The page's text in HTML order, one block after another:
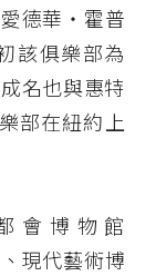
德華・霍普
該俱樂部為
名也與惠特
部在紐約上
會博物館
現代藝術博